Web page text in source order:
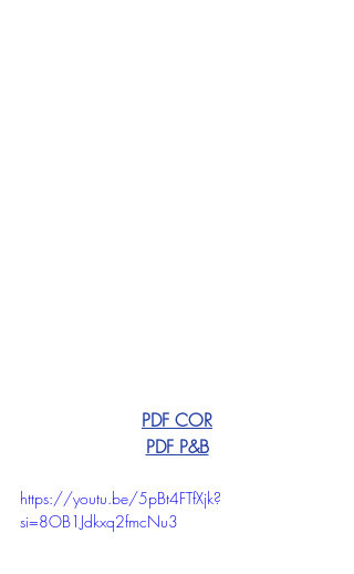
PDF COR
PDF P&B
https://youtu.be/5pBt4FTfXjk?
si=8OB1Jdkxq2fmcNu3